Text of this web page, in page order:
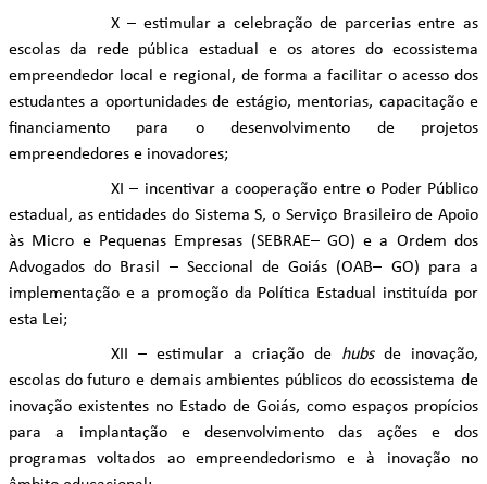
X – estimular a celebração de parcerias entre as
escolas da rede pública estadual e os atores do ecossistema
empreendedor local e regional, de forma a facilitar o acesso dos
estudantes a oportunidades de estágio, mentorias, capacitação e
financiamento para o desenvolvimento de projetos
empreendedores e inovadores;
XI – incentivar a cooperação entre o Poder Público
estadual, as entidades do Sistema S, o Serviço Brasileiro de Apoio
às Micro e Pequenas Empresas (SEBRAE– GO) e a Ordem dos
Advogados do Brasil – Seccional de Goiás (OAB– GO) para a
implementação e a promoção da Política Estadual instituída por
esta Lei;
XII – estimular a criação de hubsde inovação,
escolas do futuro e demais ambientes públicos do ecossistema de
inovação existentes no Estado de Goiás, como espaços propícios
para a implantação e desenvolvimento das ações e dos
programas voltados ao empreendedorismo e à inovação no